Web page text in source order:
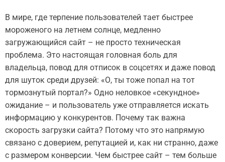
В мире, где терпение пользователей тает быстрее
мороженого на летнем солнце, медленно
загружающийся сайт – не просто техническая
проблема. Это настоящая головная боль для
владельца, повод для отписок в соцсетях и даже повод
для шуток среди друзей: «О, ты тоже попал на тот
тормознутый портал?» Одно неловкое «секундное»
ожидание – и пользователь уже отправляется искать
информацию у конкурентов. Почему так важна
скорость загрузки сайта? Потому что это напрямую
связано с доверием, репутацией и, как ни странно, даже
с размером конверсии. Чем быстрее сайт – тем больше